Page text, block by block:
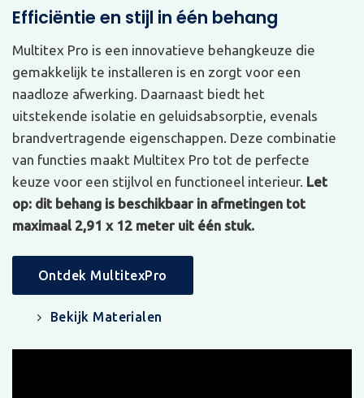
Efficiëntie en stijl in één behang
Multitex Pro is een innovatieve behangkeuze die
gemakkelijk te installeren is en zorgt voor een
naadloze afwerking. Daarnaast biedt het
uitstekende isolatie en geluidsabsorptie, evenals
brandvertragende eigenschappen. Deze combinatie
van functies maakt Multitex Pro tot de perfecte
keuze voor een stijlvol en functioneel interieur. Let
op: dit behang is beschikbaar in afmetingen tot
maximaal 2,91 x 12 meter uit één stuk.
Ontdek MultitexPro
Bekijk Materialen